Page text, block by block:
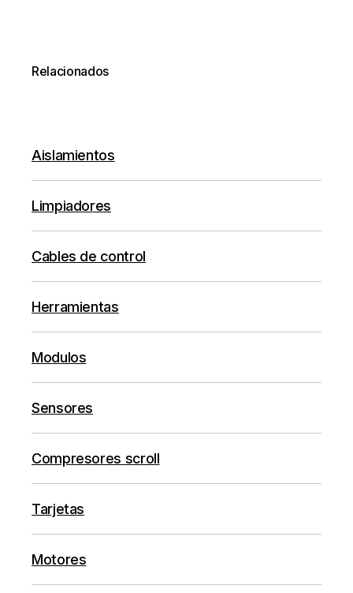
Relacionados
Aislamientos
Limpiadores
Cables de control
Herramientas
Modulos
Sensores
Compresores scroll
Tarjetas
Motores